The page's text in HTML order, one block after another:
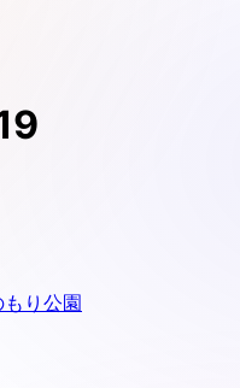
り公園